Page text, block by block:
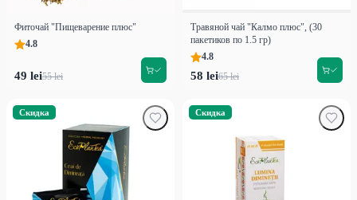
Фиточай "Пищеварение плюс"
4.8
49 lei55 lei
Травяной чай "Калмо плюс", (30
пакетиков по 1.5 гр)
4.8
58 lei65 lei
Скидка Скидка